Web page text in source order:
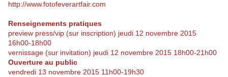
http://www.fotofeverartfair.com
Renseignements pratiques
preview press/vip (sur inscription) jeudi 12 novembre 2015
16h00-18h00
vernissage (sur invitation) jeudi 12 novembre 2015 18h00-21h00
Ouverture au public
vendredi 13 novembre 2015 11h00-19h30